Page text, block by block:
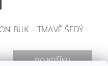
BUK – TMAVĚ ŠEDÝ –